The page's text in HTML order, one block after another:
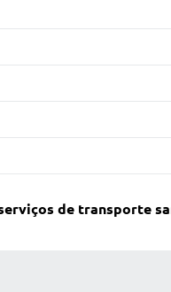
de transporte